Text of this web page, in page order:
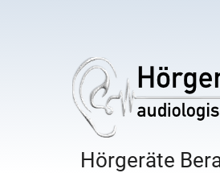
Hörgeräte